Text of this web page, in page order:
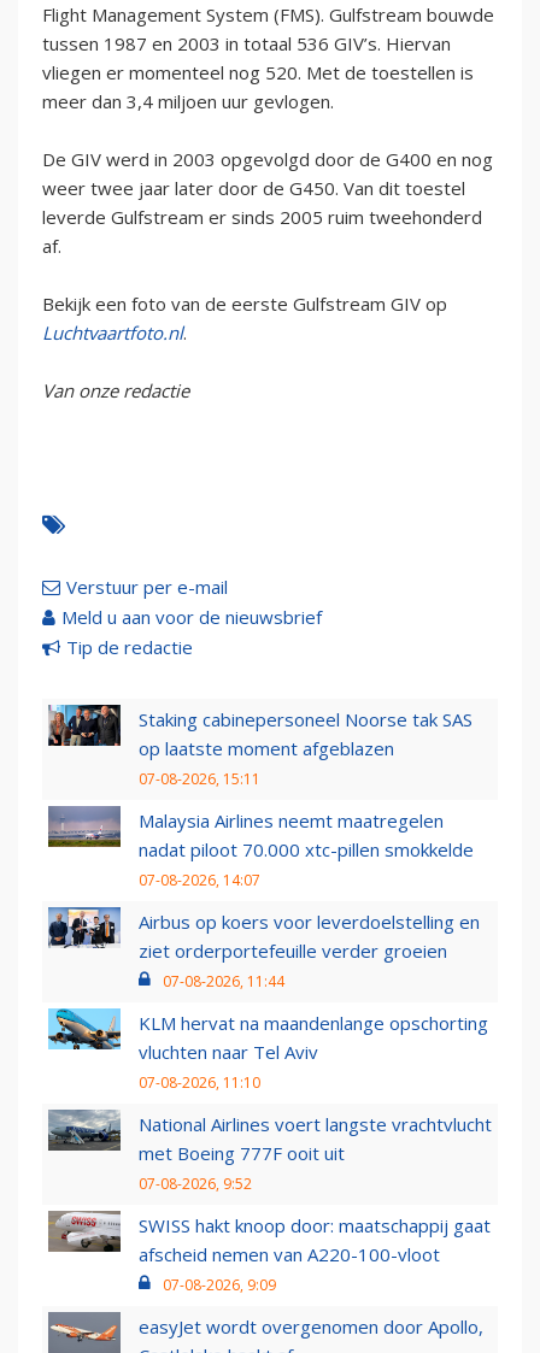
Flight Management System (FMS). Gulfstream bouwde
tussen 1987 en 2003 in totaal 536 GIV’s. Hiervan
vliegen er momenteel nog 520. Met de toestellen is
meer dan 3,4 miljoen uur gevlogen.
De GIV werd in 2003 opgevolgd door de G400 en nog
weer twee jaar later door de G450. Van dit toestel
leverde Gulfstream er sinds 2005 ruim tweehonderd
af.
Bekijk een foto van de eerste Gulfstream GIV op
Luchtvaartfoto.nl.
Van onze redactie
Verstuur per e-mail
Meld u aan voor de nieuwsbrief
Tip de redactie
Staking cabinepersoneel Noorse tak SAS
op laatste moment afgeblazen
07-08-2026, 15:11
Malaysia Airlines neemt maatregelen
nadat piloot 70.000 xtc-pillen smokkelde
07-08-2026, 14:07
Airbus op koers voor leverdoelstelling en
ziet orderportefeuille verder groeien
07-08-2026, 11:44
KLM hervat na maandenlange opschorting
vluchten naar Tel Aviv
07-08-2026, 11:10
National Airlines voert langste vrachtvlucht
met Boeing 777F ooit uit
07-08-2026, 9:52
SWISS hakt knoop door: maatschappij gaat
afscheid nemen van A220-100-vloot
07-08-2026, 9:09
easyJet wordt overgenomen door Apollo,